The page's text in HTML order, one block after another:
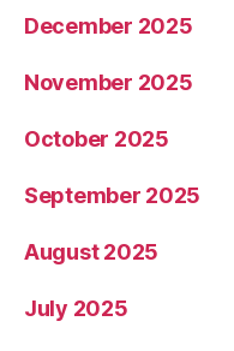
December 2025
November 2025
October 2025
September 2025
August 2025
July 2025